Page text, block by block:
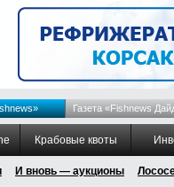
Газета «Fishnews
Крабовые квоты
И вновь — аукционы